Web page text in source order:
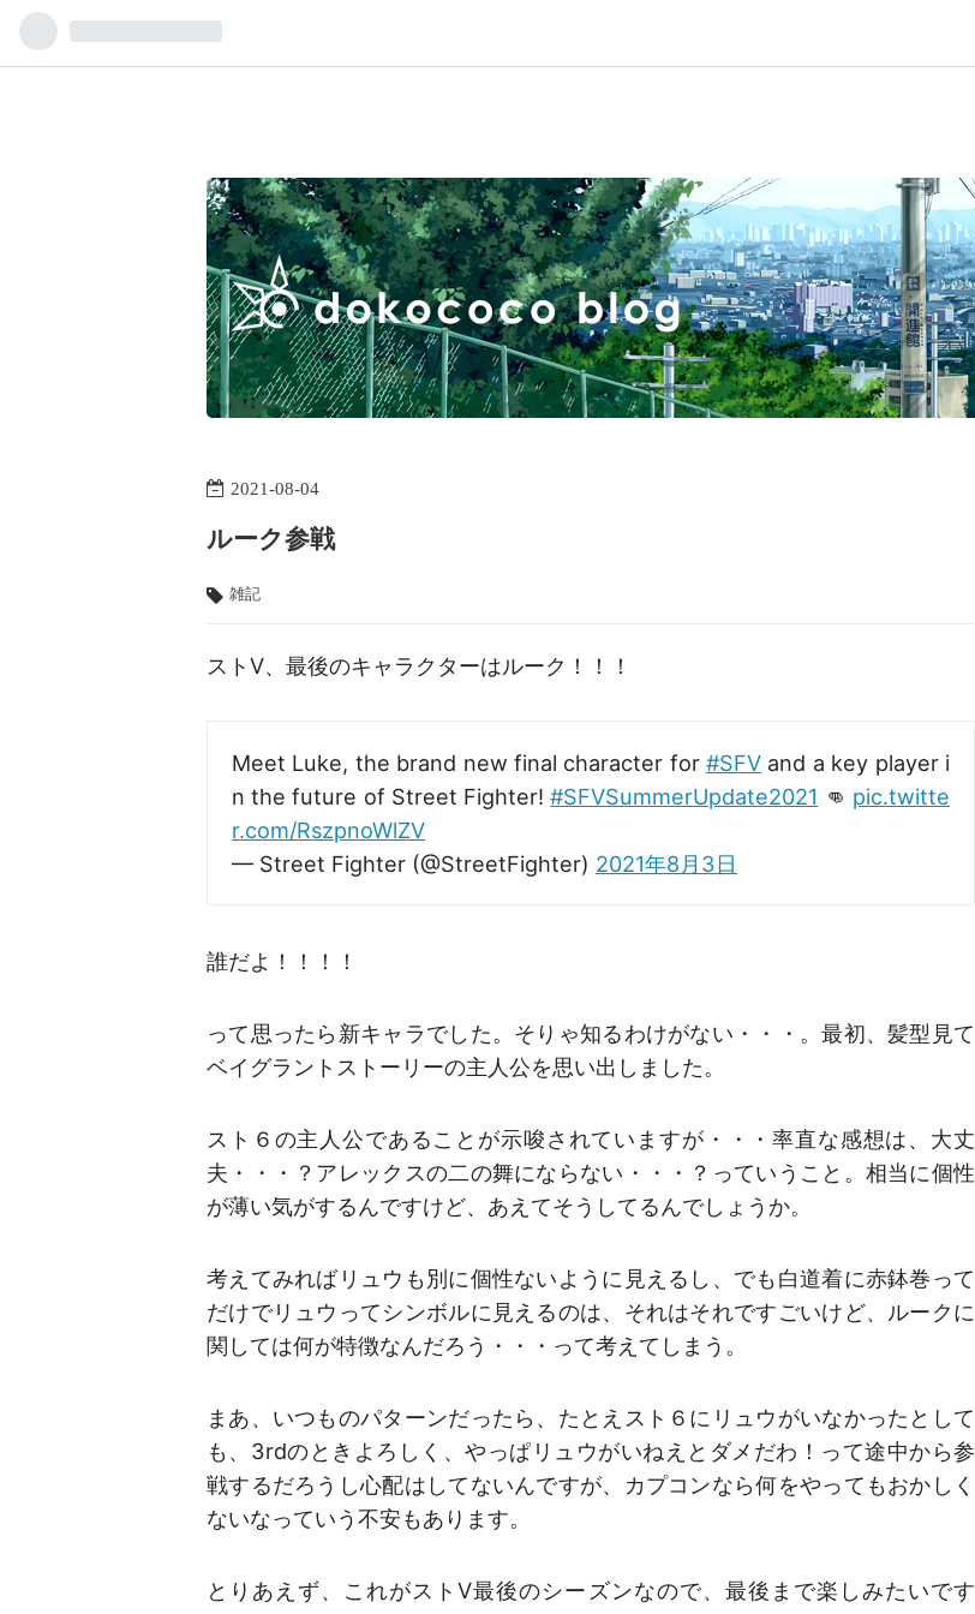
2021-08-04
ルーク参戦
雑記
ストV、最後のキャラクターはルーク！！！
Meet Luke, the brand new final character for#SFV and a key player i
n the future of Street Fighter!#SFVSummerUpdate2021 👊 pic.twitte
r.com/RszpnoWlZV
— Street Fighter (@StreetFighter) 2021年8月3日
誰だよ！！！！
って思ったら新キャラでした。そりゃ知るわけがない・・・。最初、髪型見て
ベイグラントストーリーの主人公を思い出しました。
スト６の主人公であることが示唆されていますが・・・率直な感想は、大丈
夫・・・？アレックスの二の舞にならない・・・？っていうこと。相当に個性
が薄い気がするんですけど、あえてそうしてるんでしょうか。
考えてみればリュウも別に個性ないように見えるし、でも白道着に赤鉢巻って
だけでリュウってシンボルに見えるのは、それはそれですごいけど、ルークに
関しては何が特徴なんだろう・・・って考えてしまう。
まあ、いつものパターンだったら、たとえスト６にリュウがいなかったとして
も、3rdのときよろしく、やっぱリュウがいねえとダメだわ！って途中から参
戦するだろうし心配はしてないんですが、カプコンなら何をやってもおかしく
ないなっていう不安もあります。
とりあえず、これがストV最後のシーズンなので、最後まで楽しみたいです